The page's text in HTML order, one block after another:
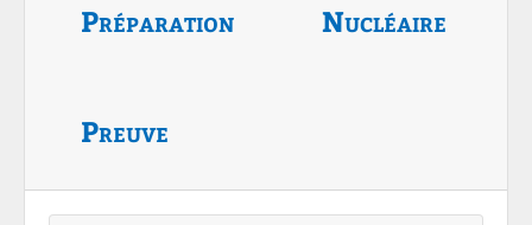
Préparation Nucléaire
Preuve